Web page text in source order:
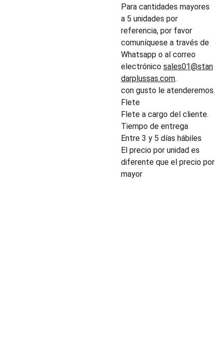
Para cantidades mayores
a 5 unidades por
referencia, por favor
comuníquese a través de
Whatsapp o al correo
electrónico sales01@stan
darplussas.com.
con gusto le atenderemos.
Flete
Flete a cargo del cliente.
Tiempo de entrega
Entre 3 y 5 días hábiles
El precio por unidad es
diferente que el precio por
mayor